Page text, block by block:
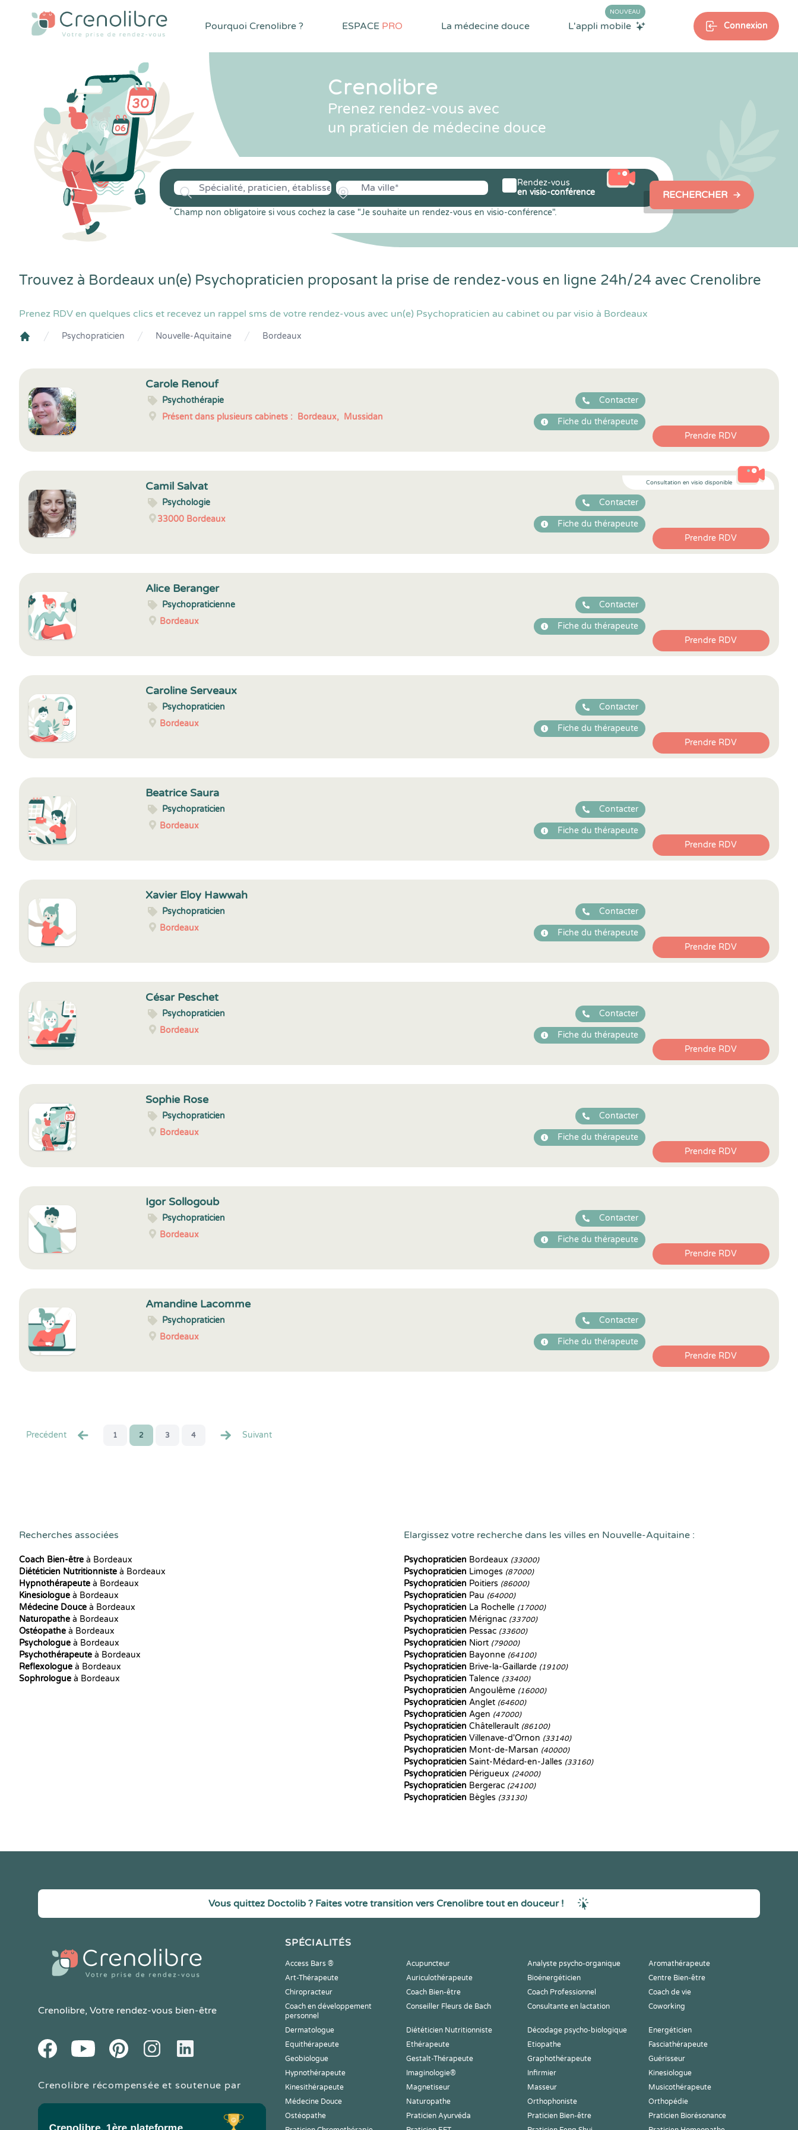
Pourquoi Crenolibre ? ESPACE PRO La médecine douce L'appli mobile
NOUVEAU
Connexion
Crenolibre
Prenez rendez-vous avec
un praticien de médecine douce
* Champ non obligatoire si vous cochez la case "Je souhaite un rendez-vous en visio-conférence".
Rendez-vous
en visio-conférence
RECHERCHER
Trouvez à Bordeaux un(e) Psychopraticien proposant la prise de rendez-vous en ligne 24h/24 avec Crenolibre
Prenez RDV en quelques clics et recevez un rappel sms de votre rendez-vous avec un(e) Psychopraticien au cabinet ou par visio à Bordeaux
Psychopraticien Nouvelle-Aquitaine Bordeaux
Carole Renouf
Psychothérapie
Présent dans plusieurs cabinets : Bordeaux, Mussidan
Contacter
Fiche du thérapeute
Prendre RDV
Consultation en visio disponible
Camil Salvat
Psychologie
33000 Bordeaux
Contacter
Fiche du thérapeute
Prendre RDV
Alice Beranger
Psychopraticienne
Bordeaux
Contacter
Fiche du thérapeute
Prendre RDV
Caroline Serveaux
Psychopraticien
Bordeaux
Contacter
Fiche du thérapeute
Prendre RDV
Beatrice Saura
Psychopraticien
Bordeaux
Contacter
Fiche du thérapeute
Prendre RDV
Xavier Eloy Hawwah
Psychopraticien
Bordeaux
Contacter
Fiche du thérapeute
Prendre RDV
César Peschet
Psychopraticien
Bordeaux
Contacter
Fiche du thérapeute
Prendre RDV
Sophie Rose
Psychopraticien
Bordeaux
Contacter
Fiche du thérapeute
Prendre RDV
Igor Sollogoub
Psychopraticien
Bordeaux
Contacter
Fiche du thérapeute
Prendre RDV
Amandine Lacomme
Psychopraticien
Bordeaux
Contacter
Fiche du thérapeute
Prendre RDV
Precédent 1 2 3 4 Suivant
Recherches associées
Coach Bien-être à Bordeaux
Diététicien Nutritionniste à Bordeaux
Hypnothérapeute à Bordeaux
Kinesiologue à Bordeaux
Médecine Douce à Bordeaux
Naturopathe à Bordeaux
Ostéopathe à Bordeaux
Psychologue à Bordeaux
Psychothérapeute à Bordeaux
Reflexologue à Bordeaux
Sophrologue à Bordeaux
Elargissez votre recherche dans les villes en Nouvelle-Aquitaine :
Psychopraticien Bordeaux (33000)
Psychopraticien Limoges (87000)
Psychopraticien Poitiers (86000)
Psychopraticien Pau (64000)
Psychopraticien La Rochelle (17000)
Psychopraticien Mérignac (33700)
Psychopraticien Pessac (33600)
Psychopraticien Niort (79000)
Psychopraticien Bayonne (64100)
Psychopraticien Brive-la-Gaillarde (19100)
Psychopraticien Talence (33400)
Psychopraticien Angoulême (16000)
Psychopraticien Anglet (64600)
Psychopraticien Agen (47000)
Psychopraticien Châtellerault (86100)
Psychopraticien Villenave-d'Ornon (33140)
Psychopraticien Mont-de-Marsan (40000)
Psychopraticien Saint-Médard-en-Jalles (33160)
Psychopraticien Périgueux (24000)
Psychopraticien Bergerac (24100)
Psychopraticien Bègles (33130)
Vous quittez Doctolib ? Faites votre transition vers Crenolibre tout en douceur !
Crenolibre, Votre rendez-vous bien-être
FacebookYoutube PinteresetInstagramLinkedIn
Crenolibre récompensée et soutenue par
SPÉCIALITÉS
Access Bars ® Acupuncteur Analyste psycho-organique
Aromathérapeute
Art-Thérapeute
Auriculothérapeute Bioénergéticien
Centre Bien-être
Chiropracteur
Coach Bien-être Coach Professionnel
Coach de vie
Coach en développement
personnel
Conseiller Fleurs de Bach Consultante en lactation Coworking
Dermatologue Diététicien Nutritionniste Décodage psycho-biologique
Energéticien
Equithérapeute
Ethérapeute Etiopathe
Fasciathérapeute
Geobiologue
Gestalt-Thérapeute Graphothérapeute
Guérisseur
Hypnothérapeute
Imaginologie® Infirmier
Kinesiologue
Kinesithérapeute
Magnetiseur Masseur
Musicothérapeute
Médecine Douce
Naturopathe Orthophoniste
Orthopédie
Ostéopathe
Praticien Ayurvéda Praticien Bien-être
Praticien Biorésonance